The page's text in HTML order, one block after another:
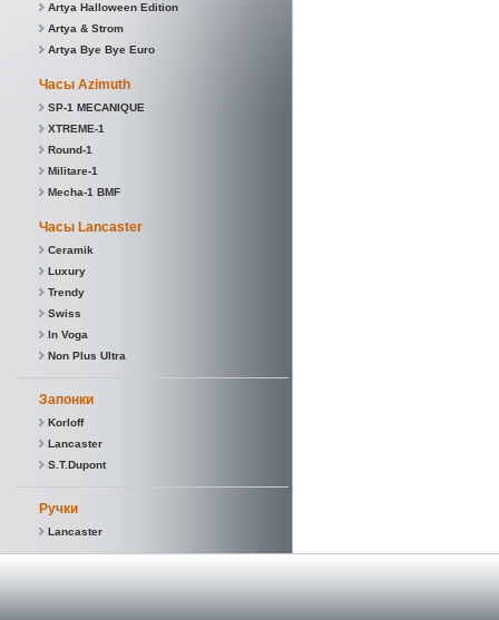
Artya Halloween Edition
Artya & Strom
Artya Bye Bye Euro
Часы Azimuth
SP-1 MECANIQUE
XTREME-1
Round-1
Militare-1
Mecha-1 BMF
Часы Lancaster
Ceramik
Luxury
Trendy
Swiss
In Voga
Non Plus Ultra
Запонки
Korloff
Lancaster
S.T.Dupont
Ручки
Lancaster